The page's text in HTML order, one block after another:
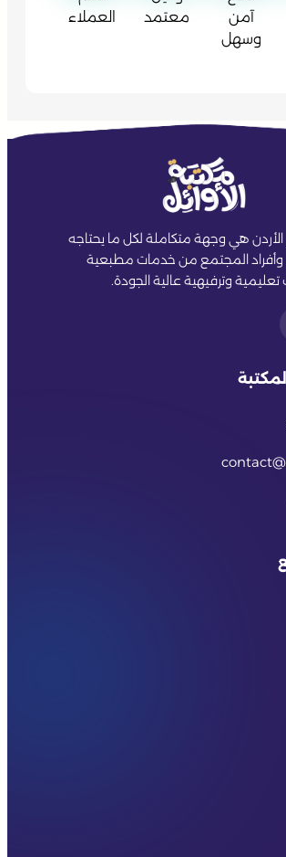
آمن
وسهل
معتمد
العملاء
هي وجهة متكاملة لكل ما يحتاجه
وأفراد المجتمع من خدمات مطبعية
وترفيهية عالية الجودة.